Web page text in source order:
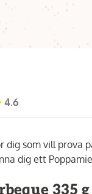
4.6
dig som vill
dig ett
335 g